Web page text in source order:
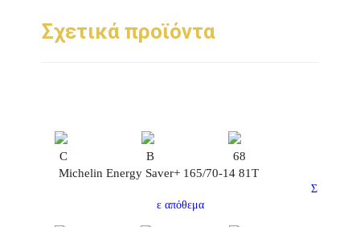
Σχετικά προϊόντα
C B
68
Michelin Energy Saver+ 165/70-14 81T
Σ
ε απόθεμα